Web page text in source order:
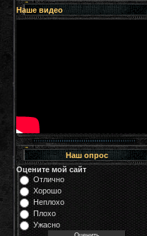
Наше видео
Наш опрос
Оцените мой сайт
Отлично
Хорошо
Неплохо
Плохо
Ужасно